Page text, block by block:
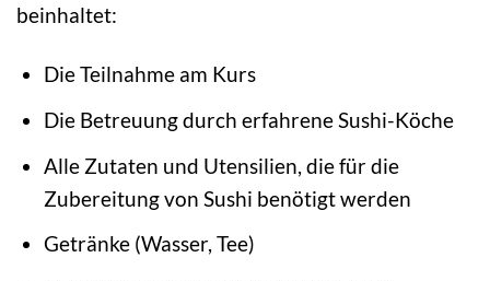
beinhaltet:
Die Teilnahme am Kurs
Die Betreuung durch erfahrene Sushi-Köche
Alle Zutaten und Utensilien, die für die
Zubereitung von Sushi benötigt werden
Getränke (Wasser, Tee)